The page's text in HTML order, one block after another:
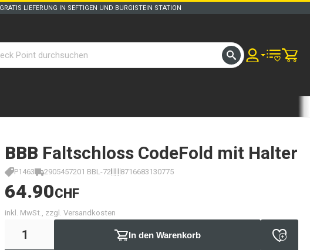
GRATIS LIEFERUNG IN SEFTIGEN UND BURGISTEIN STATION
BBB Faltschloss CodeFold mit Halter
P1463 2905457201 BBL-72 8716683130775
64.90CHF
inkl. MwSt., zzgl. Versandkosten
In den Warenkorb